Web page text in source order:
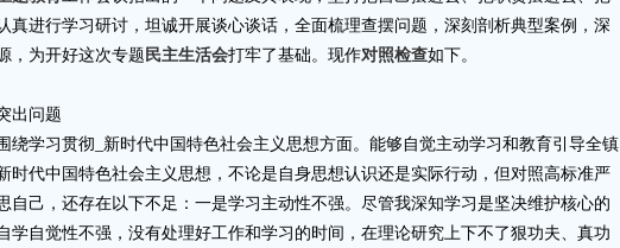
真进行学习研讨，坦诚开展谈心谈话，全面梳理查摆问题，深刻剖析典型案例，深
，为开好这次专题民主生活会打牢了基础。现作对照检查如下。
出问题
绕学习贯彻_新时代中国特色社会主义思想方面。能够自觉主动学习和教育引导全镇
时代中国特色社会主义思想，不论是自身思想认识还是实际行动，但对照高标准严
自己，还存在以下不足：一是学习主动性不强。尽管我深知学习是坚决维护核心的
学自觉性不强，没有处理好工作和学习的时间，在理论研究上下不了狠功夫、真功